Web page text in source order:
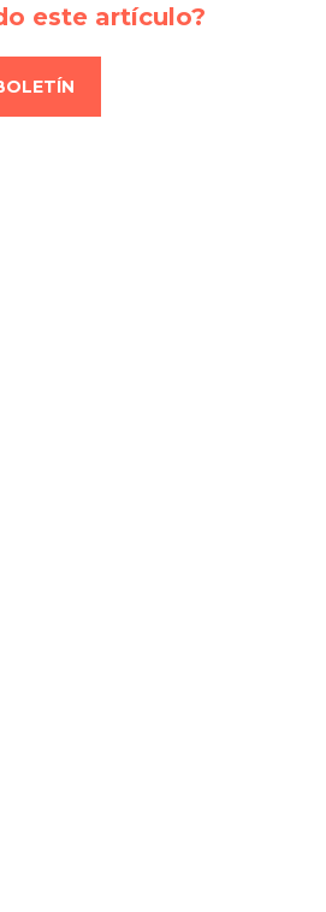
este artículo?